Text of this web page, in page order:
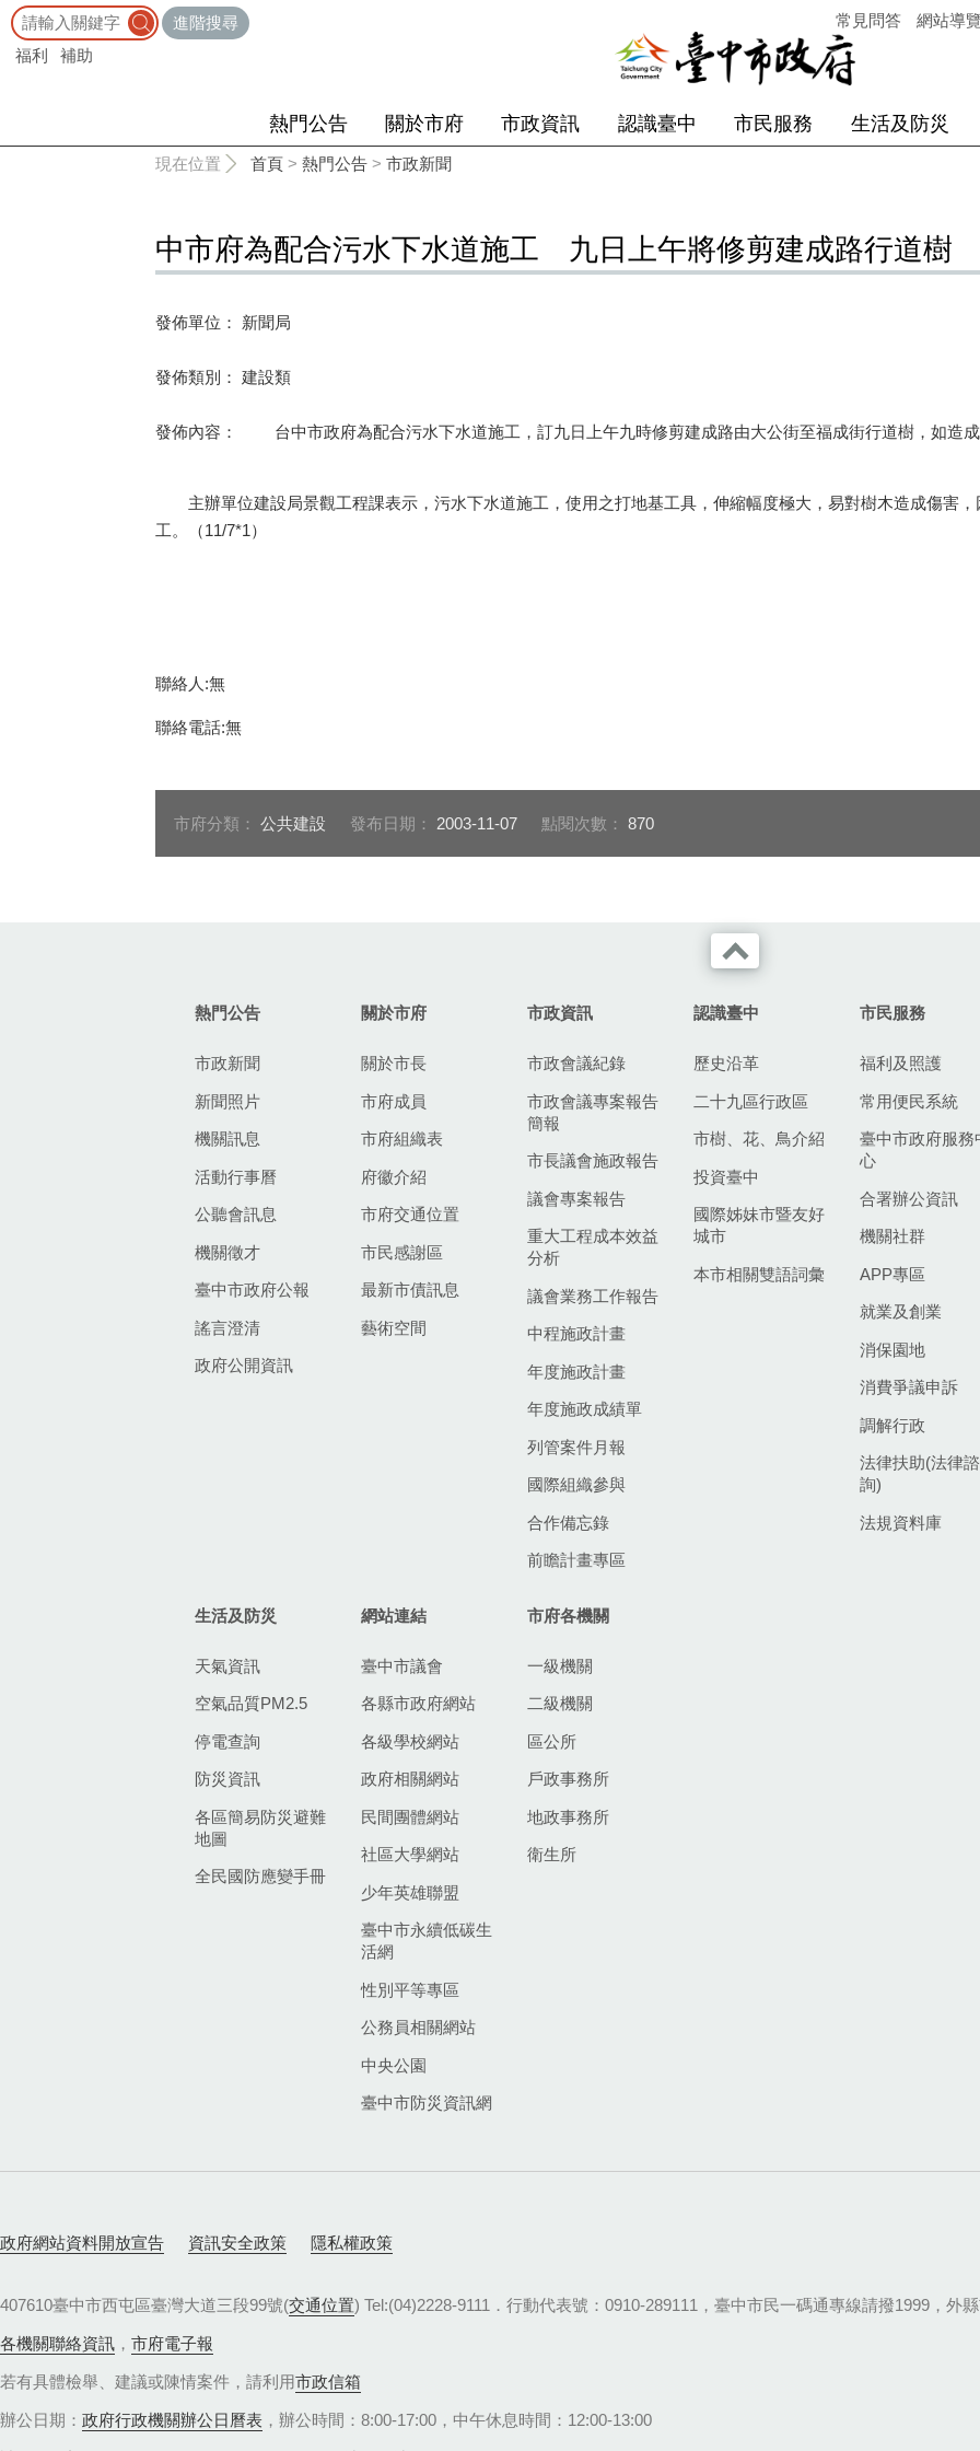
進階搜尋
福利
補助
常見問答 網站導
熱門公告 關於市府 市政資訊 認識臺中 市民服務 生活及防災
現在位置 首頁 > 熱門公告 > 市政新聞
中市府為配合污水下水道施工 九日上午將修剪建成路行道樹
發佈單位： 新聞局
發佈類別： 建設類
發佈內容： 台中市政府為配合污水下水道施工，訂九日上午九時修剪建成路由大公街至福成街行道樹，如造
主辦單位建設局景觀工程課表示，污水下水道施工，使用之打地基工具，伸縮幅度極大，易對樹木造成傷害，
工。（11/7*1）
聯絡人:無
聯絡電話:無
市府分類： 公共建設 發布日期： 2003-11-07 點閱次數： 870
熱門公告
市政新聞
新聞照片
機關訊息
活動行事曆
公聽會訊息
機關徵才
臺中市政府公報
謠言澄清
政府公開資訊
關於市府
關於市長
市府成員
市府組織表
府徽介紹
市府交通位置
市民感謝區
最新市債訊息
藝術空間
市政資訊
市政會議紀錄
市政會議專案報告
簡報
市長議會施政報告
議會專案報告
重大工程成本效益
分析
議會業務工作報告
中程施政計畫
年度施政計畫
年度施政成績單
列管案件月報
國際組織參與
合作備忘錄
前瞻計畫專區
認識臺中
歷史沿革
二十九區行政區
市樹、花、鳥介紹
投資臺中
國際姊妹市暨友好
城市
本市相關雙語詞彙
市民服務
福利及照護
常用便民系統
臺中市政府服務
心
合署辦公資訊
機關社群
APP專區
就業及創業
消保園地
消費爭議申訴
調解行政
法律扶助(法律諮
詢)
法規資料庫
生活及防災
天氣資訊
空氣品質PM2.5
停電查詢
防災資訊
各區簡易防災避難
地圖
全民國防應變手冊
網站連結
臺中市議會
各縣市政府網站
各級學校網站
政府相關網站
民間團體網站
社區大學網站
少年英雄聯盟
臺中市永續低碳生
活網
性別平等專區
公務員相關網站
中央公園
臺中市防災資訊網
市府各機關
一級機關
二級機關
區公所
戶政事務所
地政事務所
衛生所
政府網站資料開放宣告 資訊安全政策 隱私權政策
407610臺中市西屯區臺灣大道三段99號(交通位置) Tel:(04)2228-9111．行動代表號：0910-289111，臺中市民一碼通專線請撥1999，外
各機關聯絡資訊 ， 市府電子報
若有具體檢舉、建議或陳情案件，請利用市政信箱
辦公日期： 政府行政機關辦公日曆表 ，辦公時間：8:00-17:00，中午休息時間：12:00-13:00